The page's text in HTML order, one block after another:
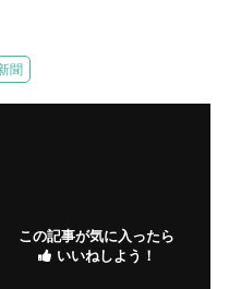
聞
この記事が気に入ったら
いいねしよう！